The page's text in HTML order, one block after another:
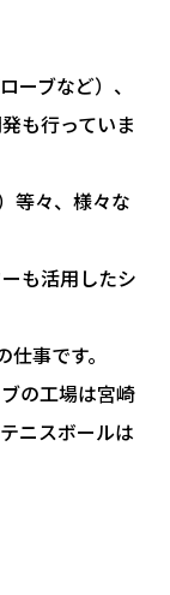
ーブなど）、
も行っていま
等々、様々な
も活用したシ
事です。
の工場は宮崎
ニスボールは